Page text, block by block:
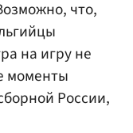
что,
на игру не
моменты
России,